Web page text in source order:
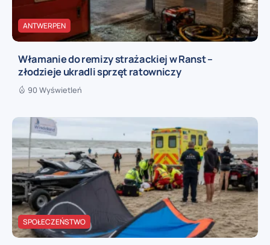
ANTWERPEN
Włamanie do remizy strażackiej w Ranst –
złodzieje ukradli sprzęt ratowniczy
90 Wyświetleń
SPOŁECZEŃSTWO